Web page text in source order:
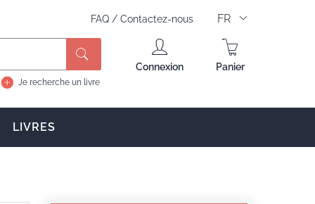
FAQ / Contactez-nous FR
Je recherche un livre
Connexion Panier
LIVRES